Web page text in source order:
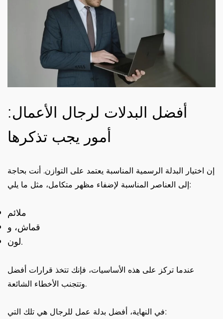
أفضل البدلات لرجال الأعمال:
أمور يجب تذكرها
إن اختيار البدلة الرسمية المناسبة يعتمد على التوازن. أنت بحاجة
إلى العناصر المناسبة لإضفاء مظهر متكامل، مثل ما يلي:
ملائم
قماش، و
لون.
عندما تركز على هذه الأساسيات، فإنك تتخذ قرارات أفضل
وتتجنب الأخطاء الشائعة.
في النهاية، أفضل بدلة عمل للرجال هي تلك التي: